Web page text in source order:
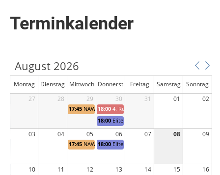
Terminkalender
August 2026
Montag Dienstag Mittwoch Donnerst
Freitag Samstag
Sonntag
27
28 29 30 31 01 02
03 04 05 06 07 08 09
10 11 12 13 14 15 16
17:45 NAWU Training 30m
18:00 4. Runde Verbandscup
18:00 Elite Training 30m
17:45 NAWU Training 30m
18:00 Elite Training 30m